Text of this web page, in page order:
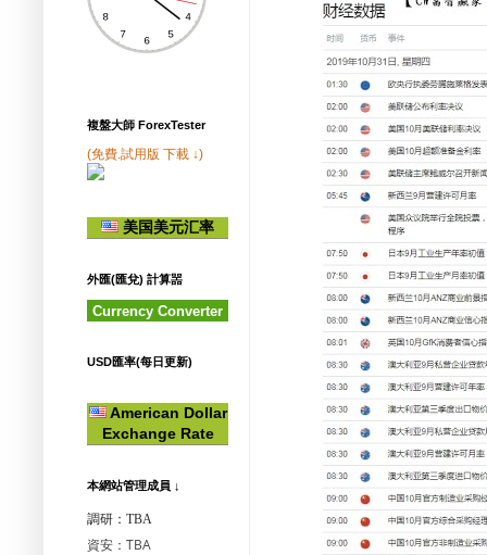
複盤大師 ForexTester
(免費.試用版 下載 ↓)
美国美元汇率
外匯(匯兌) 計算噐
Currency Converter
USD匯率(每日更新)
American Dollar
Exchange Rate
本網站管理成員 ↓
調研：TBA
資安：TBA